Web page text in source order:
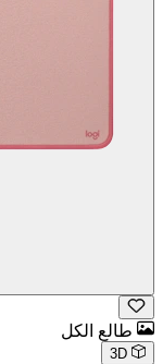
طالع الكل
3D